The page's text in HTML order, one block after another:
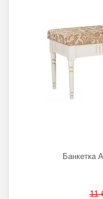
Банкетка
11